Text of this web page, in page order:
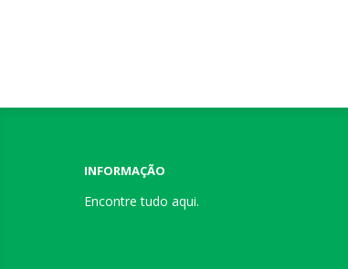
INFORMAÇÃO
Encontre tudo aqui.